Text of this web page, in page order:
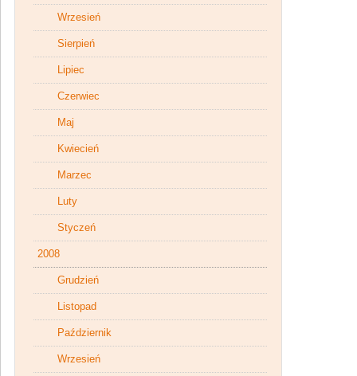
Wrzesień
Sierpień
Lipiec
Czerwiec
Maj
Kwiecień
Marzec
Luty
Styczeń
2008
Grudzień
Listopad
Październik
Wrzesień